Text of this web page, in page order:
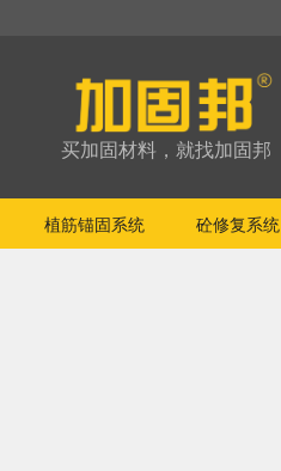
买加固材料，就找加固邦
植筋锚固系统 砼修复系统